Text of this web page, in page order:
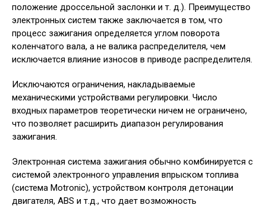
положение дроссельной заслонки и т. д.). Преимущество
электронных систем также заключается в том, что
процесс зажигания определяется углом поворота
коленчатого вала, а не валика распределителя, чем
исключается влияние износов в приводе распределителя.
Исключаются ограничения, накладываемые
механическими устройствами регулировки. Число
входных параметров тео­ретически ничем не ограничено,
что позволяет расширить диапазон регулирова­ния
зажигания.
Электронная система зажигания обычно ком­бинируется с
системой электронного управления впрыском топлива
(система Motronic), устройством контроля дето­нации
двигателя, ABS и т.д., что дает возможность